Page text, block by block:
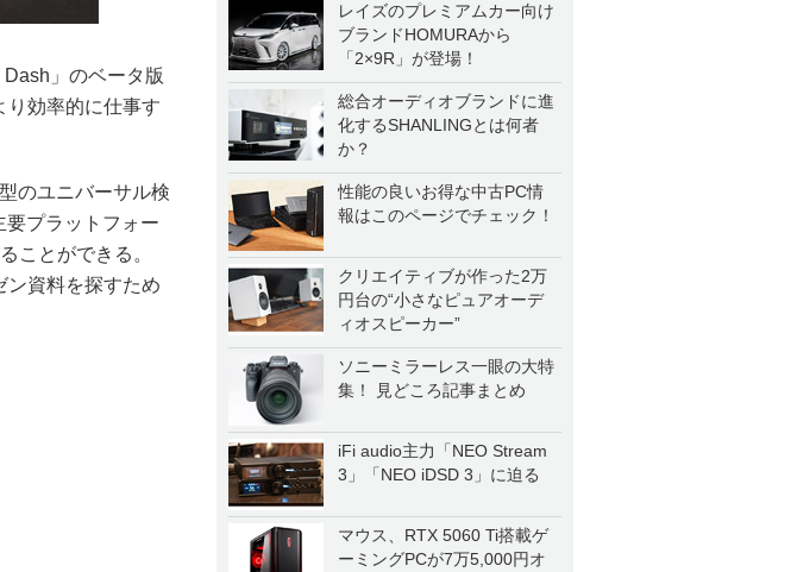
レイズのプレミアムカー向け
ブランドHOMURAから
「2×9R」が登場！
総合オーディオブランドに進
化するSHANLINGとは何者
か？
性能の良いお得な中古PC情
報はこのページでチェック！
クリエイティブが作った2万
円台の“小さなピュアオーデ
ィオスピーカー”
ソニーミラーレス一眼の大特
集！ 見どころ記事まとめ
iFi audio主力「NEO Stream
3」「NEO iDSD 3」に迫る
マウス、RTX 5060 Ti搭載ゲ
ーミングPCが7万5,000円オ
」のベータ版
り効率的に仕事す
のユニバーサル検
プラットフォー
ことができる。
ン資料を探すため